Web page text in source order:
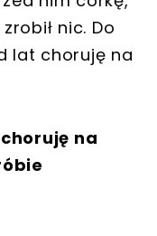
nic. Do
lat choruję na
na